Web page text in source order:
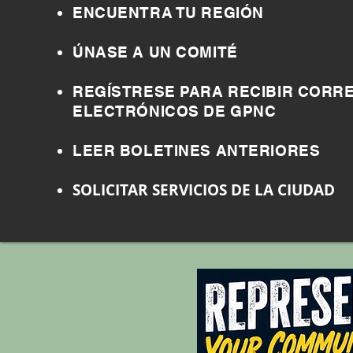
ENCUENTRA TU REGIÓN
ÚNASE A UN COMITÉ
REGÍSTRESE PARA RECIBIR
ELECTRÓNICOS DE GPNC
LEER BOLETINES ANTERIORES
SOLICITAR SERVICIOS DE LA CIUDAD